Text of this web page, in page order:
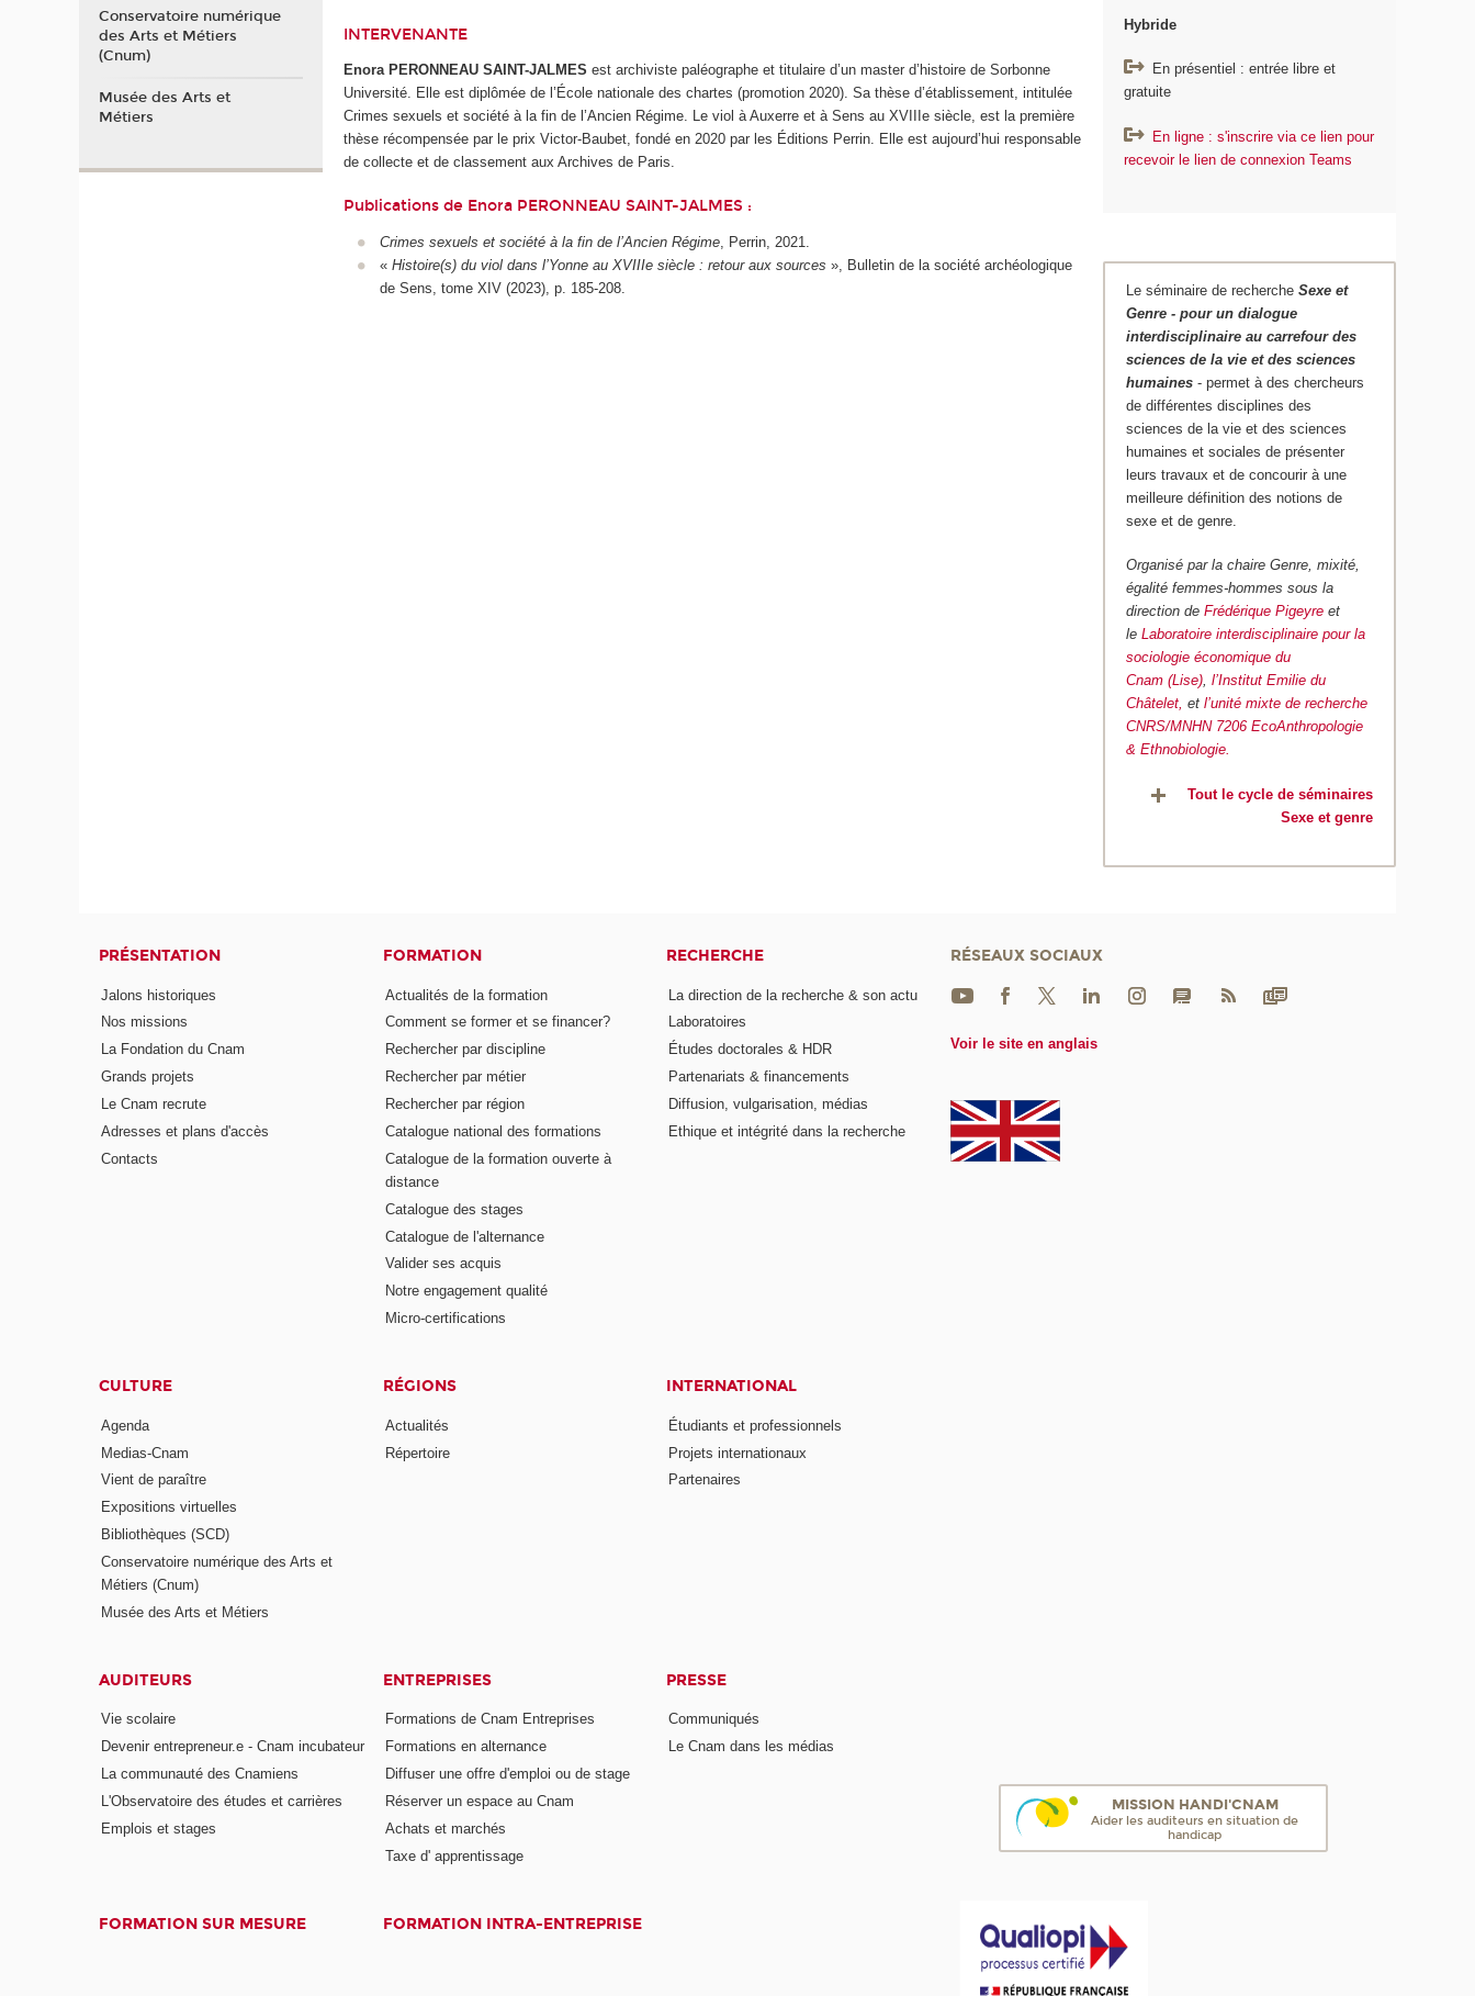
INTERVENANTE
Enora PERONNEAU SAINT-JALMES est archiviste paléographe et titulaire d’un master d’histoire de Sorbonne
Université. Elle est diplômée de l’École nationale des chartes (promotion 2020). Sa thèse d’établissement, intitulée
Crimes sexuels et société à la fin de l’Ancien Régime. Le viol à Auxerre et à Sens au XVIIIe siècle, est la première
thèse récompensée par le prix Victor-Baubet, fondé en 2020 par les Éditions Perrin. Elle est aujourd’hui responsable
de collecte et de classement aux Archives de Paris.
Publications de Enora PERONNEAU SAINT-JALMES :
Crimes sexuels et société à la fin de l’Ancien Régime, Perrin, 2021.
« Histoire(s) du viol dans l’Yonne au XVIIIe siècle : retour aux sources », Bulletin de la société archéologique
de Sens, tome XIV (2023), p. 185-208.
Hybride
En présentiel : entrée libre et
gratuite
En ligne : s'inscrire via ce lien pour
recevoir le lien de connexion Teams
Le séminaire de rechercheSexe et
Genre - pour un dialogue
interdisciplinaire au carrefour des
sciences de la vie et des sciences
humaines - permet à des chercheurs
de différentes disciplines des
sciences de la vie et des sciences
humaines et sociales de présenter
leurs travaux et de concourir à une
meilleure définition des notions de
sexe et de genre.
Organisé par la chaire Genre, mixité,
égalité femmes-hommes sous la
direction deFrédérique Pigeyre et
leLaboratoire interdisciplinaire pour la
sociologie économique du
Cnam (Lise),l’Institut Emilie du
Châtelet, etl’unité mixte de recherche
CNRS/MNHN 7206 EcoAnthropologie
& Ethnobiologie.
Tout le cycle de séminaires
Sexe et genre
Conservatoire numérique
des Arts et Métiers
(Cnum)
Musée des Arts et
Métiers
PRÉSENTATION
Jalons historiques
Nos missions
La Fondation du Cnam
Grands projets
Le Cnam recrute
Adresses et plans d'accès
Contacts
FORMATION
Actualités de la formation
Comment se former et se financer?
Rechercher par discipline
Rechercher par métier
Rechercher par région
Catalogue national des formations
Catalogue de la formation ouverte à
distance
Catalogue des stages
Catalogue de l'alternance
Valider ses acquis
Notre engagement qualité
Micro-certifications
RECHERCHE
La direction de la recherche & son actu
Laboratoires
Études doctorales & HDR
Partenariats & financements
Diffusion, vulgarisation, médias
Ethique et intégrité dans la recherche
CULTURE
Agenda
Medias-Cnam
Vient de paraître
Expositions virtuelles
Bibliothèques (SCD)
Conservatoire numérique des Arts et
Métiers (Cnum)
Musée des Arts et Métiers
RÉGIONS
Actualités
Répertoire
INTERNATIONAL
Étudiants et professionnels
Projets internationaux
Partenaires
AUDITEURS
Vie scolaire
Devenir entrepreneur.e - Cnam incubateur
La communauté des Cnamiens
L'Observatoire des études et carrières
Emplois et stages
ENTREPRISES
Formations de Cnam Entreprises
Formations en alternance
Diffuser une offre d'emploi ou de stage
Réserver un espace au Cnam
Achats et marchés
Taxe d' apprentissage
PRESSE
Communiqués
Le Cnam dans les médias
FORMATION SUR MESURE FORMATION INTRA-ENTREPRISE
RÉSEAUX SOCIAUX
Voir le site en anglais
MISSION HANDI'CNAM
Aider les auditeurs en situation de
handicap